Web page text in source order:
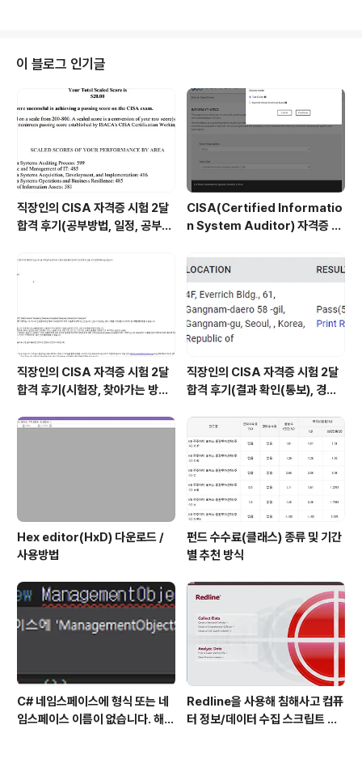
켜줍시다.이 포스팅에서는 SQL에 대한 설명은 하지 않습
니다.. 따로 검색해서 찾아보세용..실행이 되고 있다면 이제
계정을 만들어주어야 합니다.cmd -> sqlplus / as sys
dbacreate user board identified by board; creat
e user 아이디 id..
이 블로그 인기글
직장인의 CISA 자격증 시험 2달
합격 후기(공부방법, 일정, 공부시
CISA(Certified Informatio
n System Auditor) 자격증 시
험 일정 확인(23년)
직장인의 CISA 자격증 시험 2달
합격 후기(시험장, 찾아가는 방법,
직장인의 CISA 자격증 시험 2달
합격 후기(결과 확인(통보), 경력
Hex editor(HxD) 다운로드 /
사용방법
펀드 수수료(클래스) 종류 및 기간
별 추천 방식
C# 네임스페이스에 형식 또는 네
임스페이스 이름이 없습니다. 해결
Redline을 사용해 침해사고 컴퓨
터 정보/데이터 수집 스크립트 작